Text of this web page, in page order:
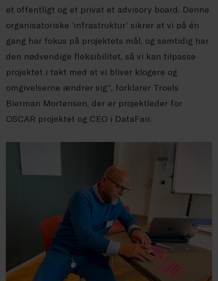
et offentligt og et privat et advisory board. Denne
organisatoriske ’infrastruktur’ sikrer at vi på én
gang har fokus på projektets mål, og samtidig har
den nødvendige fleksibilitet, så vi kan tilpasse
projektet i takt med at vi bliver klogere og
omgivelserne ændrer sig”, forklarer Troels
Bierman Mortensen, der er projektleder for
OSCAR projektet og CEO i DataFair.